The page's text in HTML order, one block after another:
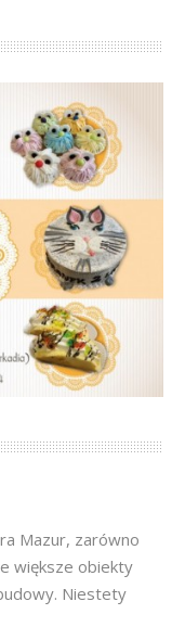
Mazur, zarówno
większe obiekty
Niestety